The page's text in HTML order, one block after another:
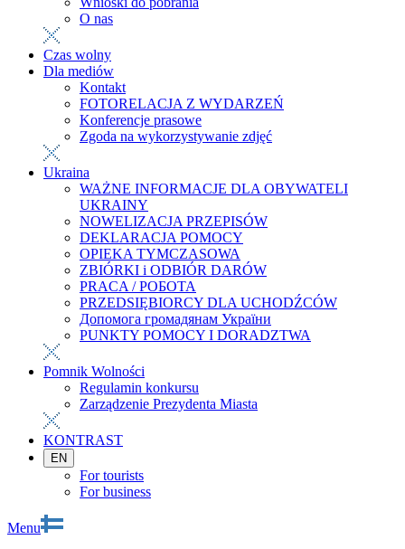
O nas
Czas wolny
Dla mediów
Kontakt
FOTORELACJA Z WYDARZEŃ
Konferencje prasowe
Zgoda na wykorzystywanie zdjęć
Ukraina
WAŻNE INFORMACJE DLA OBYWATELI
UKRAINY
NOWELIZACJA PRZEPISÓW
DEKLARACJA POMOCY
OPIEKA TYMCZASOWA
ZBIÓRKI i ODBIÓR DARÓW
PRACA / РОБОТА
PRZEDSIĘBIORCY DLA UCHODŹCÓW
Допомога громадянам України
PUNKTY POMOCY I DORADZTWA
Pomnik Wolności
Regulamin konkursu
Zarządzenie Prezydenta Miasta
KONTRAST
EN
For tourists
For business
Menu